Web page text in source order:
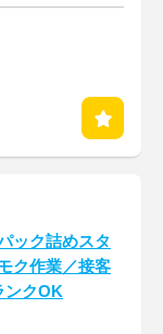
ック詰めスタ
ク作業／接客
ンクOK